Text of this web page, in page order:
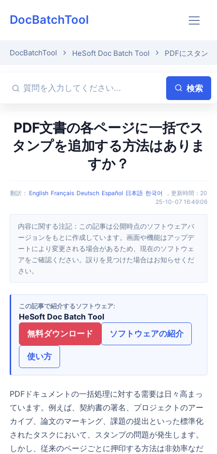
DocBatchTool
DocBatchTool HeSoft Doc Batch Tool PDFにスタン
検索
PDF文書の各ページに一括でス
タンプを追加する方法はありま
すか？
翻訳 ： English Français Deutsch Español 日本語 한국어 ， 更新時間 ： 20
25-10-07 16:49:06
内容に関する注記：この記事は公開時点のソフトウェアバ
ージョンをもとに作成しています。画面や機能はアップデ
ートにより変更される場合があるため、現在のソフトウェ
アをご確認ください。誤りを見つけた場合はお知らせくだ
さい。
この記事で紹介するソフトウェア
HeSoft Doc Batch Tool
無料ダウンロード
ソフトウェアの紹介
使い方
PDFドキュメントの一括処理に対する需要は日々高まっ
ています。例えば、契約書の署名、プロジェクトのアー
カイブ、論文のマーキング、課題の提出といった標準化
されたタスクにおいて、スタンプの問題が発生します。
しかし、従来のページごとに押印する方法は非効率なだ